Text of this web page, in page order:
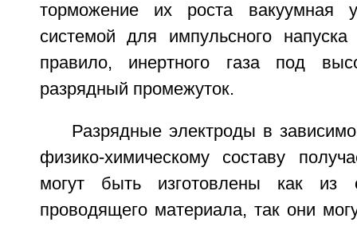
торможение их роста вакуумная
системой для импульсного
правило, инертного газа под
разрядный промежуток.
Разрядные электроды в
физико-химическому составу
могут быть изготовлены как
проводящего материала, так они